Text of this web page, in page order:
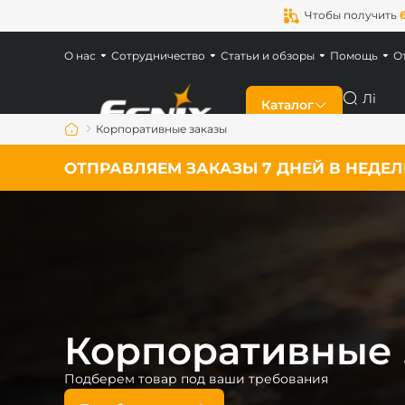
Чтобы получить
Каталог
Скидки
Аккумуляторы
Поиск
О нас Сотрудничество Статьи и обзоры Помощь
Корпоративные заказы
ОТПРАВЛЯЕМ ЗАКАЗЫ 7 ДНЕЙ В
Корпоративные
Подберем товар под ваши требования